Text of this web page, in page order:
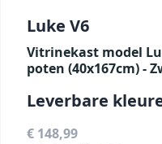
Luke V6
Vitrinekast model
poten (40x167cm) -
Leverbare
€ 148,99